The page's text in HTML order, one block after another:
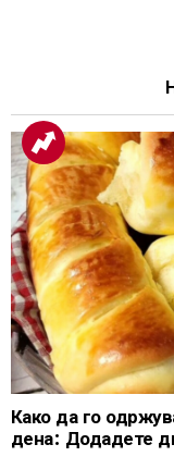
Како да го
дена: Додадете